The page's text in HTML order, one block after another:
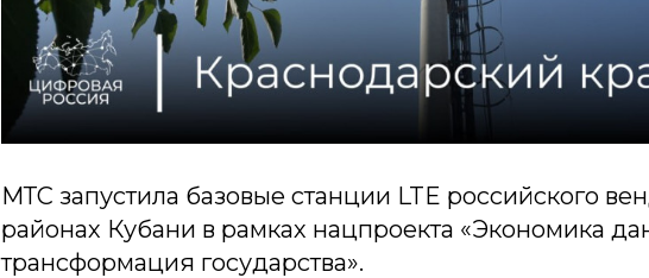
МТС запустила базовые станции LTE российского
районах Кубани в рамках нацпроекта «Экономика
трансформация государства».